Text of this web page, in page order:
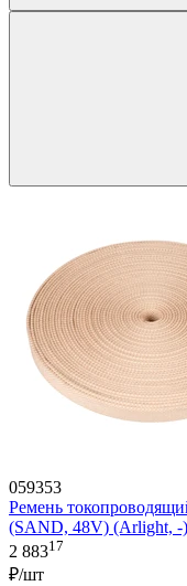
059353
Ремень
(SAND, 48V) (Arlight, -)
2 88317
₽/шт